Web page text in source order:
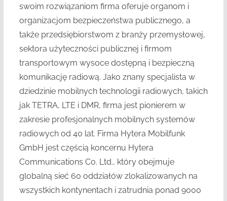
swoim rozwiązaniom firma oferuje organom i
organizacjom bezpieczeństwa publicznego, a
także przedsiębiorstwom z branży przemysłowej,
sektora użyteczności publicznej i firmom
transportowym wysoce dostępną i bezpieczną
komunikację radiową. Jako znany specjalista w
dziedzinie mobilnych technologii radiowych, takich
jak TETRA, LTE i DMR, firma jest pionierem w
zakresie profesjonalnych mobilnych systemów
radiowych od 40 lat. Firma Hytera Mobilfunk
GmbH jest częścią koncernu Hytera
Communications Co. Ltd., który obejmuje
globalną sieć 60 oddziałów zlokalizowanych na
wszystkich kontynentach i zatrudnia ponad 9000